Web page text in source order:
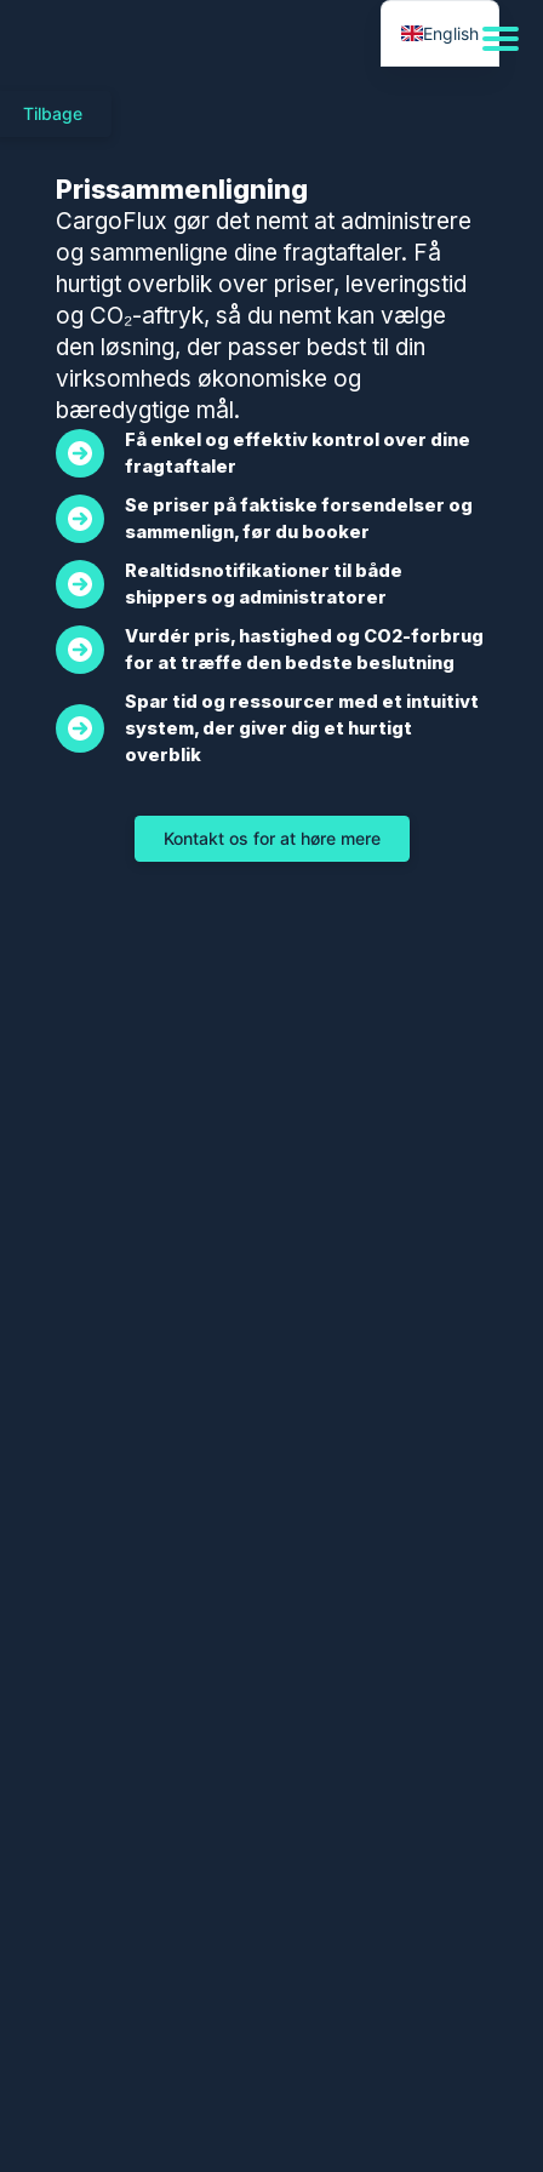
Tilbage
Prissammenligning
CargoFlux gør det nemt at administrere
og sammenligne dine fragtaftaler. Få
hurtigt overblik over priser, leveringstid
og CO₂-aftryk, så du nemt kan vælge
den løsning, der passer bedst til din
virksomheds økonomiske og
bæredygtige mål.
Få enkel og effektiv kontrol over dine
fragtaftaler
Se priser på faktiske forsendelser og
sammenlign, før du booker
Realtidsnotifikationer til både
shippers og administratorer
Vurdér pris, hastighed og CO2-forbrug
for at træffe den bedste beslutning
Spar tid og ressourcer med et intuitivt
system, der giver dig et hurtigt
overblik
Kontakt os for at høre mere
English